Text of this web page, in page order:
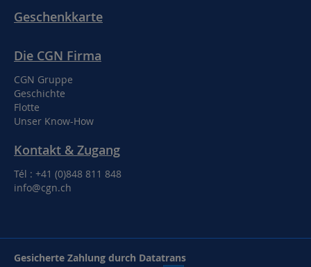
Geschenkkarte
Die CGN Firma
CGN Gruppe
Geschichte
Flotte
Unser Know-How
Kontakt & Zugang
Tél : +41 (0)848 811 848
info@cgn.ch
Gesicherte Zahlung durch Datatrans